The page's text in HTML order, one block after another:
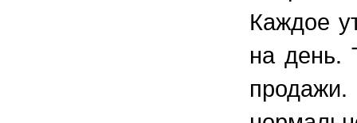
Каждое
на день.